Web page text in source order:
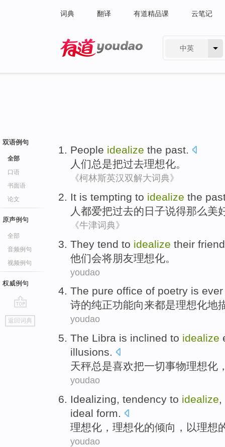
词典 翻译 有道精品课 云笔记
中英
双语例句
全部
口语
书面语
论文
原声例句
全部
音频例句
视频例句
权威例句
go
top
返回词典
People idealize the past.
人们总是把过去理想化。
《柯林斯英汉双解大词典》
It is tempting to idealize the
人 都爱把过去的日子说得那么美
《牛津词典》
They tend to idealize their
他们会将朋友理想化。
youdao
The pure office of poetry is
诗的纯正功能向来都是理想化地
youdao
The Libra is inclined to idealize
illusions.
天秤总是喜欢把一切事物理想化
youdao
Idealizing, tendency to idealize,
ideal form.
理想化 ， 理想化的倾向 ， 以理想
youdao